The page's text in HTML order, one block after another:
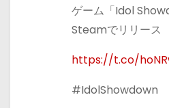
ゲーム「Idol
Steamでリリース
https://t.co/
#IdolShowdown